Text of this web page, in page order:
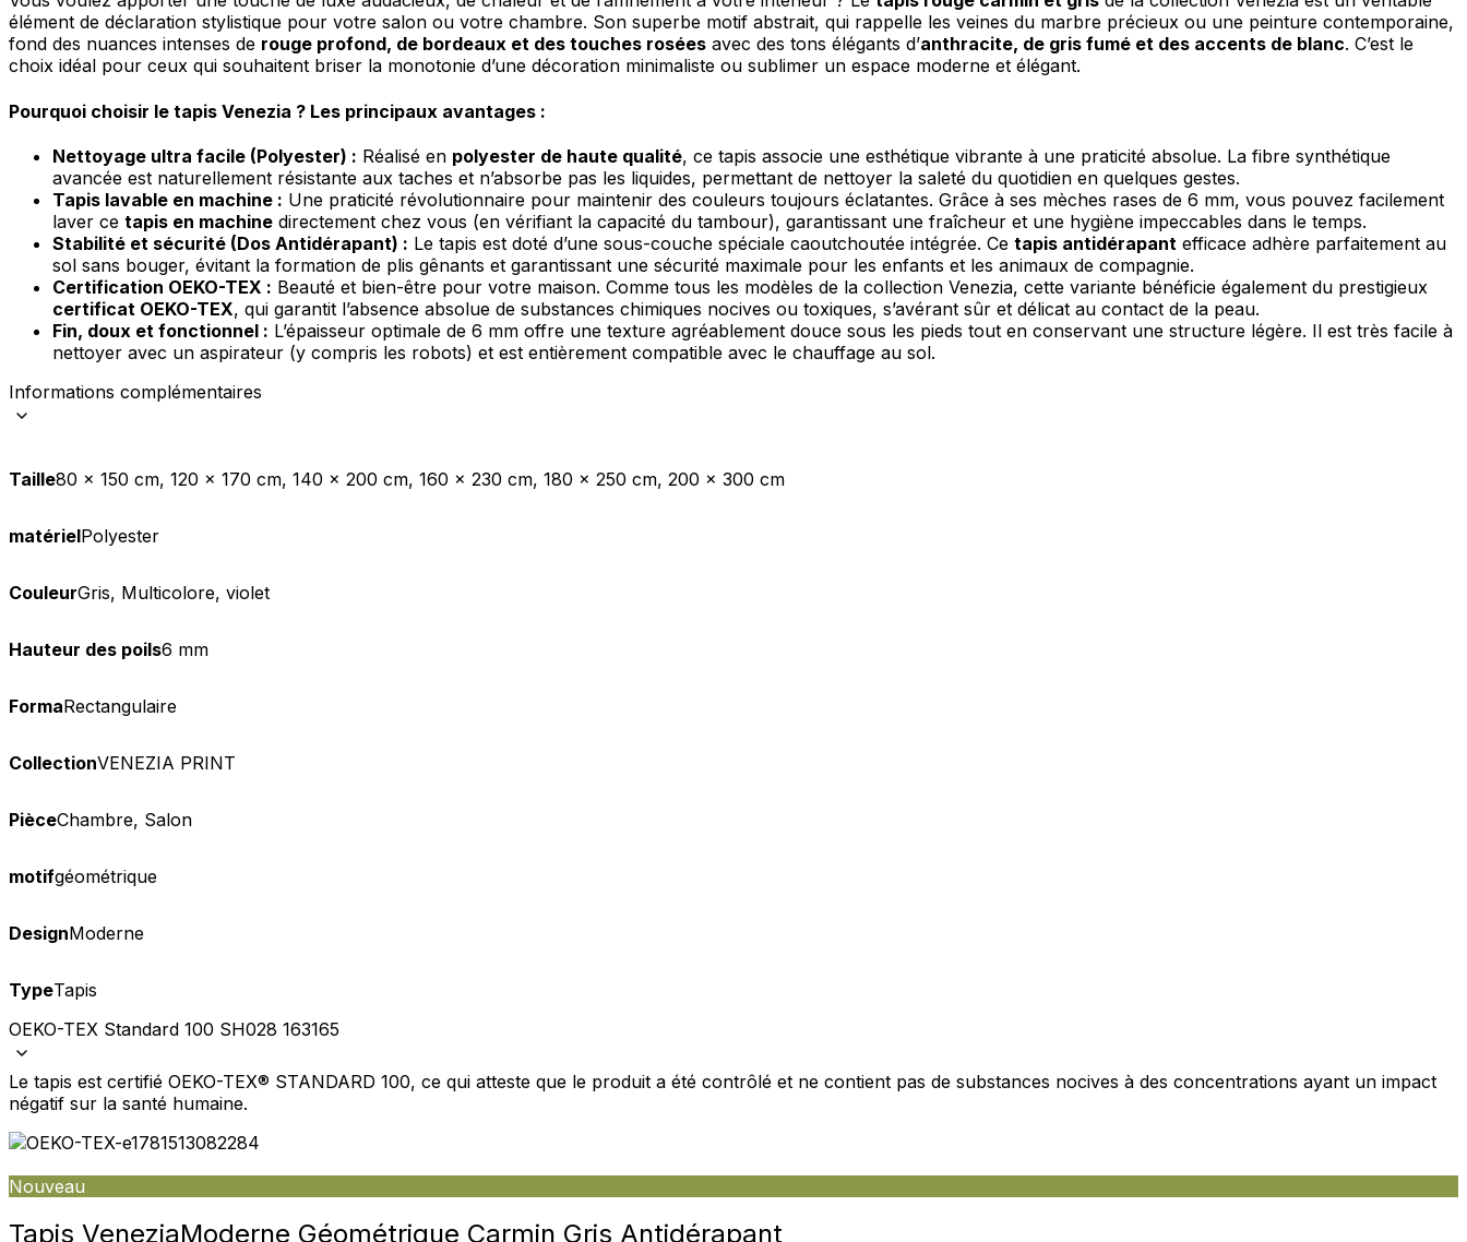
élément de déclaration stylistique pour votre salon ou votre chambre. Son superbe motif abstrait, qui rappelle les veines du marbre précieux ou une peinture contemporaine,
fond des nuances intenses de rouge profond, de bordeaux et des touches rosées avec des tons élégants d’anthracite, de gris fumé et des accents de blanc. C’est le
choix idéal pour ceux qui souhaitent briser la monotonie d’une décoration minimaliste ou sublimer un espace moderne et élégant.
Pourquoi choisir le tapis Venezia ? Les principaux avantages :
Nettoyage ultra facile (Polyester) : Réalisé en polyester de haute qualité, ce tapis associe une esthétique vibrante à une praticité absolue. La fibre synthétique
avancée est naturellement résistante aux taches et n’absorbe pas les liquides, permettant de nettoyer la saleté du quotidien en quelques gestes.
Tapis lavable en machine : Une praticité révolutionnaire pour maintenir des couleurs toujours éclatantes. Grâce à ses mèches rases de 6 mm, vous pouvez facilement
laver ce tapis en machine directement chez vous (en vérifiant la capacité du tambour), garantissant une fraîcheur et une hygiène impeccables dans le temps.
Stabilité et sécurité (Dos Antidérapant) : Le tapis est doté d’une sous-couche spéciale caoutchoutée intégrée. Ce tapis antidérapant efficace adhère parfaitement au
sol sans bouger, évitant la formation de plis gênants et garantissant une sécurité maximale pour les enfants et les animaux de compagnie.
Certification OEKO-TEX : Beauté et bien-être pour votre maison. Comme tous les modèles de la collection Venezia, cette variante bénéficie également du prestigieux
certificat OEKO-TEX, qui garantit l’absence absolue de substances chimiques nocives ou toxiques, s’avérant sûr et délicat au contact de la peau.
Fin, doux et fonctionnel : L’épaisseur optimale de 6 mm offre une texture agréablement douce sous les pieds tout en conservant une structure légère. Il est très facile à
nettoyer avec un aspirateur (y compris les robots) et est entièrement compatible avec le chauffage au sol.
Informations complémentaires
Taille80 x 150 cm, 120 x 170 cm, 140 x 200 cm, 160 x 230 cm, 180 x 250 cm, 200 x 300 cm
matérielPolyester
CouleurGris, Multicolore, violet
Hauteur des poils6 mm
FormaRectangulaire
CollectionVENEZIA PRINT
PièceChambre, Salon
motifgéométrique
DesignModerne
TypeTapis
OEKO-TEX Standard 100 SH028 163165
Le tapis est certifié OEKO-TEX® STANDARD 100, ce qui atteste que le produit a été contrôlé et ne contient pas de substances nocives à des concentrations ayant un impact
négatif sur la santé humaine.
Nouveau
Tapis VeneziaModerne Géométrique Carmin Gris Antidérapant
Les cookies indispensables sont cruciaux pour les fonctions de base du site et le site ne fonctionnera pas comme prévu sans eux. Ces cookies
Les cookies liés aux préférences permettent au site de se souvenir des informations qui modifient l'apparence ou le fonctionnement du site,